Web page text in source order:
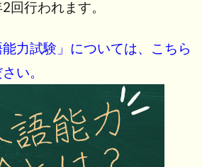
回行われます。
能力試験」については、こちら
い。